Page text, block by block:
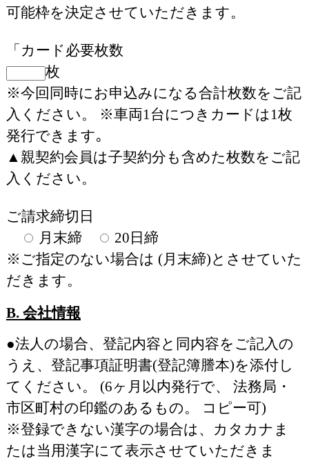
可能枠を決定させていただきます。
「カード必要枚数
枚
※今回同時にお申込みになる合計枚数をご記
入ください。 ※車両1台につきカードは1枚
発行できます｡
▲親契約会員は子契約分も含めた枚数をご記
入ください。
ご請求締切日
月末締
20日締
※ご指定のない場合は (月末締)とさせていた
だきます。
B. 会社情報
●法人の場合、登記内容と同内容をご記入の
うえ、登記事項証明書(登記簿謄本)を添付し
てください。 (6ヶ月以内発行で、 法務局・
市区町村の印鑑のあるもの。 コピー可)
※登録できない漢字の場合は、カタカナま
たは当用漢字にて表示させていただきま